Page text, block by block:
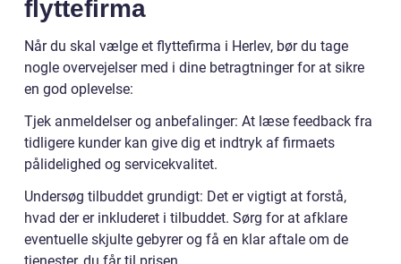
flyttefirma
Når du skal vælge et flyttefirma i Herlev, bør du tage
nogle overvejelser med i dine betragtninger for at sikre
en god oplevelse:
Tjek anmeldelser og anbefalinger: At læse feedback fra
tidligere kunder kan give dig et indtryk af firmaets
pålidelighed og servicekvalitet.
Undersøg tilbuddet grundigt: Det er vigtigt at forstå,
hvad der er inkluderet i tilbuddet. Sørg for at afklare
eventuelle skjulte gebyrer og få en klar aftale om de
tjenester, du får til prisen.